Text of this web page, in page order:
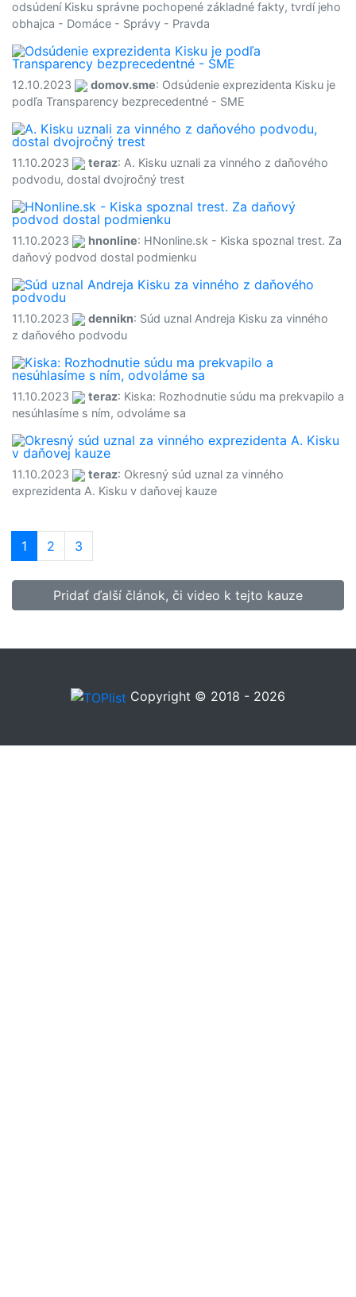
odsúdení Kisku správne pochopené základné fakty, tvrdí jeho
obhajca - Domáce - Správy - Pravda
12.10.2023 domov.sme: Odsúdenie exprezidenta Kisku je
podľa Transparency bezprecedentné - SME
11.10.2023 teraz: A. Kisku uznali za vinného z daňového
podvodu, dostal dvojročný trest
11.10.2023 hnonline: HNonline.sk - Kiska spoznal trest. Za
daňový podvod dostal podmienku
11.10.2023 dennikn: Súd uznal Andreja Kisku za vinného
z daňového podvodu
11.10.2023 teraz: Kiska: Rozhodnutie súdu ma prekvapilo a
nesúhlasíme s ním, odvoláme sa
11.10.2023 teraz: Okresný súd uznal za vinného
exprezidenta A. Kisku v daňovej kauze
1 (current)
2 3
Pridať ďalší článok, či video k tejto kauze
Copyright © 2018 - 2026